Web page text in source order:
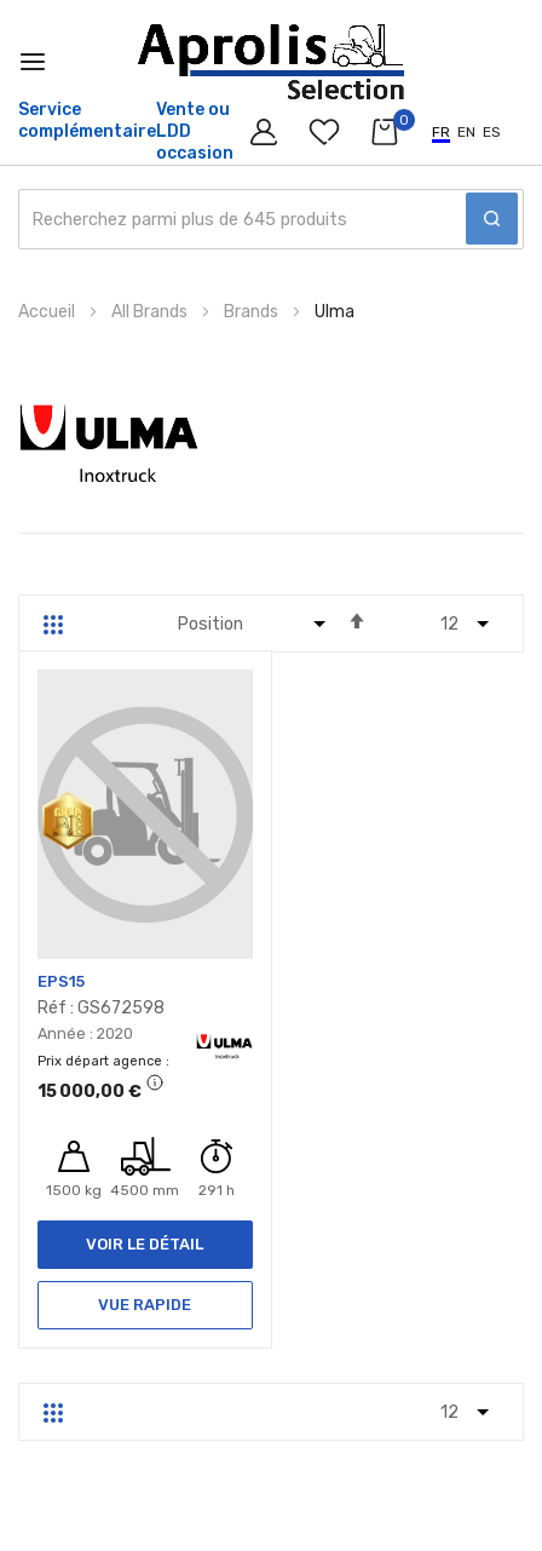
Service
complémentaire
Vente ou
LDD
occasion
0
FR EN ES
au
Accueil All Brands Brands Ulma
Grille
EPS15
Réf : GS672598
Année : 2020
Prix départ agence
15 000,00 €
1500 kg 4500 mm 291 h
VOIR LE DÉTAIL
VUE RAPIDE
Grille